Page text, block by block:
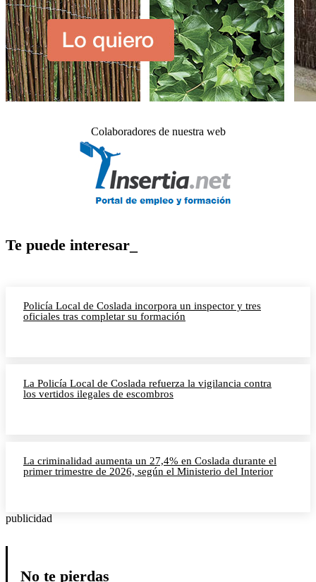
Colaboradores de nuestra web
Te puede interesar_
Policía Local de Coslada incorpora un inspector y tres
oficiales tras completar su formación
La Policía Local de Coslada refuerza la vigilancia contra
los vertidos ilegales de escombros
La criminalidad aumenta un 27,4% en Coslada durante el
primer trimestre de 2026, según el Ministerio del Interior
publicidad
No te pierdas